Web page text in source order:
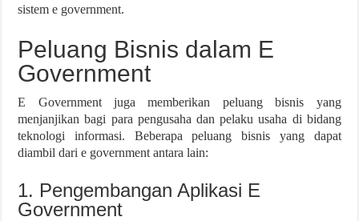
sistem e government.
Peluang Bisnis dalam E
Government
E Government juga memberikan peluang bisnis yang
menjanjikan bagi para pengusaha dan pelaku usaha di bidang
teknologi informasi. Beberapa peluang bisnis yang dapat
diambil dari e government antara lain:
1. Pengembangan Aplikasi E
Government